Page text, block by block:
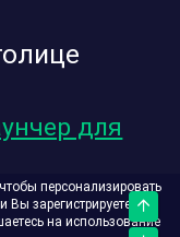
для
персонализировать
Вы зарегистрируетесь.
на использование
Верх